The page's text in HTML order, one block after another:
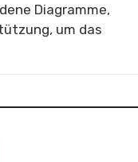
Diagramme,
um das